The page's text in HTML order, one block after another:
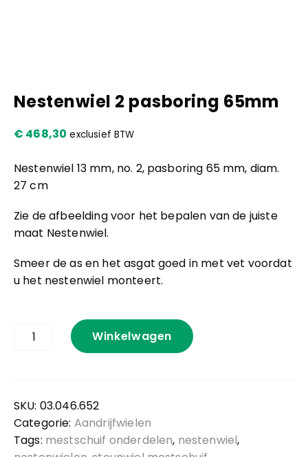
Nestenwiel 2 pasboring 65mm
€ 468,30 exclusief BTW
Nestenwiel 13 mm, no. 2, pasboring 65 mm, diam.
27 cm
Zie de afbeelding voor het bepalen van de juiste
maat Nestenwiel.
Smeer de as en het asgat goed in met vet voordat
u het nestenwiel monteert.
Nestenwiel
Winkelwagen
SKU: 03.046.652
Categorie: Aandrijfwielen
Tags: mestschuif onderdelen, nestenwiel,